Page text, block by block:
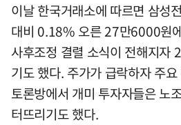
이날 한국거래소에 따르면 삼성
대비 0.18% 오른 27만6000원
사후조정 결렬 소식이 전해지자
기도 했다. 주가가 급락하자 주
토론방에서 개미 투자자들은 노
터뜨리기도 했다.